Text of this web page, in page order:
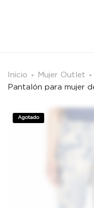
Inicio Mujer Outlet
Pantalón para mujer
Agotado